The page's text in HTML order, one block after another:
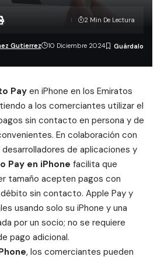
Gutierrez 10 Diciembre 2024
2 Min De Lectura
Pay en iPhone en los Emiratos
a los comerciantes utilizar el
sin contacto en persona y de
En colaboración con
de aplicaciones y
Pay en iPhone facilita que
tamaño acepten pagos con
sin contacto. Apple Pay y
usando solo su iPhone y una
por un socio; no se requiere
pago adicional.
, los comerciantes pueden